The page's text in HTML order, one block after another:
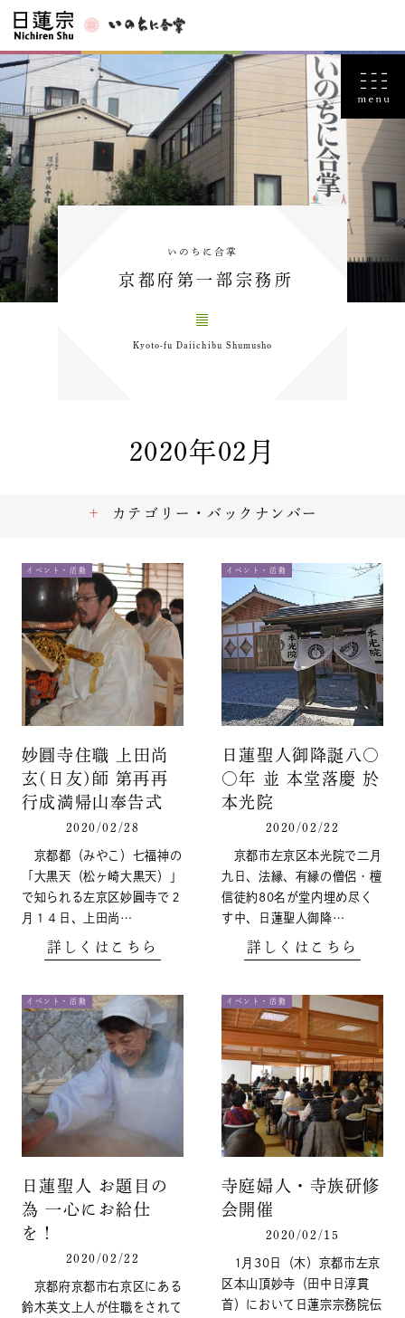
いのちに合掌
京都府第一部宗務所
Kyoto-fu Daiichibu Shumusho
2020年02月
イベント・活動
妙圓寺住職 上田尚
玄(日友)師 第再再
行成満帰山奉告式
2020/02/28
京都都（みやこ）七福神の
「大黒天（松ヶ崎大黒天）」
で知られる左京区妙圓寺で２
月１４日、上田尚…
詳しくはこちら
イベント・活動
日蓮聖人御降誕八〇
〇年 並 本堂落慶 於
本光院
2020/02/22
京都市左京区本光院で二月
九日、法縁、有縁の僧侶・檀
信徒約80名が堂内埋め尽く
す中、日蓮聖人御降…
詳しくはこちら
イベント・活動
日蓮聖人 お題目の
為 一心にお給仕
を！
2020/02/22
京都府京都市右京区にある
鈴木英文上人が住職をされて
イベント・活動
寺庭婦人・寺族研修
会開催
2020/02/15
1月30日（木）京都市左京
区本山頂妙寺（田中日淳貫
首）において日蓮宗宗務院伝
カテゴリー・バックナンバー